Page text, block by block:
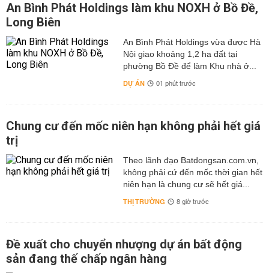
An Bình Phát Holdings làm khu NOXH ở Bồ Đề,
Long Biên
An Bình Phát Holdings vừa được Hà
Nội giao khoảng 1,2 ha đất tại
phường Bồ Đề để làm Khu nhà ở...
DỰ ÁN 01 phút trước
Chung cư đến mốc niên hạn không phải hết giá
trị
Theo lãnh đạo Batdongsan.com.vn,
không phải cứ đến mốc thời gian hết
niên hạn là chung cư sẽ hết giá...
THỊ TRƯỜNG 8 giờ trước
Đề xuất cho chuyển nhượng dự án bất động
sản đang thế chấp ngân hàng